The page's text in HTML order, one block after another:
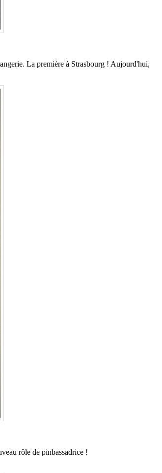
La première à Strasbourg ! Aujourd'hui,
rôle de pinbassadrice !